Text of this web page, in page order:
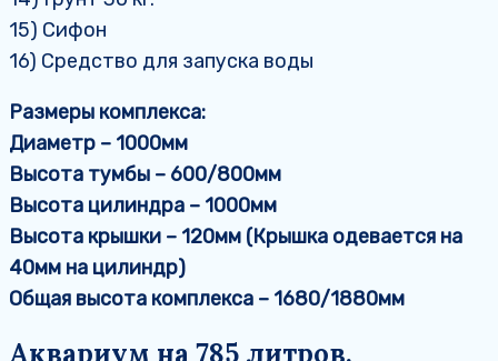
15) Сифон
16) Средство для запуска воды
Размеры комплекса:
Диаметр – 1000мм
Высота тумбы – 600/800мм
Высота цилиндра – 1000мм
Высота крышки – 120мм (Крышка одевается на
40мм на цилиндр)
Общая высота комплекса – 1680/1880мм